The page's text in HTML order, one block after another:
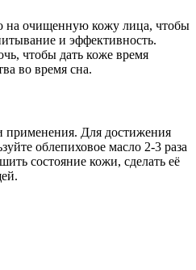
на очищенную кожу лица, чтобы
и эффективность.
чтобы дать коже время
во время сна.
применения. Для достижения
облепиховое масло 2-3 раза
состояние кожи, сделать её